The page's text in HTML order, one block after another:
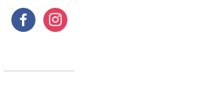
facebookinstagram